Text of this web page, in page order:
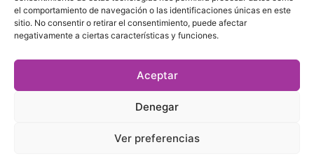
el comportamiento de navegación o las identificaciones únicas en este
sitio. No consentir o retirar el consentimiento, puede afectar
negativamente a ciertas características y funciones.
Aceptar
Denegar
Ver preferencias
En Marketin.es encontrarás la más actualizada y veraz
información sobre el mundo del marketing; consejos
SÍGUENOS